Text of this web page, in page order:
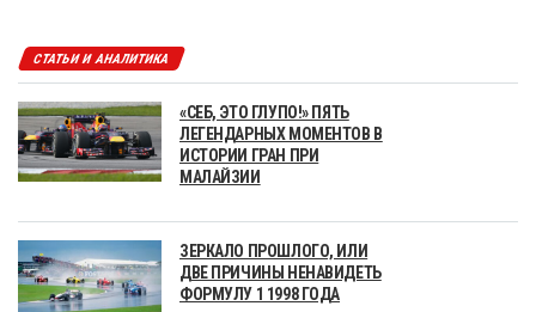
СТАТЬИ И АНАЛИТИКА
«СЕБ, ЭТО ГЛУПО!» ПЯТЬ
ЛЕГЕНДАРНЫХ МОМЕНТОВ В
ИСТОРИИ ГРАН ПРИ
МАЛАЙЗИИ
ЗЕРКАЛО ПРОШЛОГО, ИЛИ
ДВЕ ПРИЧИНЫ НЕНАВИДЕТЬ
ФОРМУЛУ 1 1998 ГОДА